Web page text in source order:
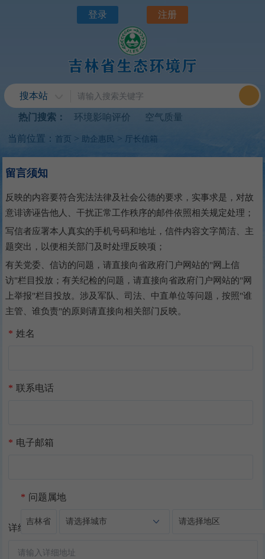
登录 注册
搜本站
热门搜索： 环境影响评价 空气质量
当前位置： 首页 > 助企惠民 > 厅长信箱
留言须知
反映的内容要符合宪法法律及社会公德的要求，实事求是，对故
意诽谤诬告他人、干扰正常工作秩序的邮件依照相关规定处理；
写信者应署本人真实的手机号码和地址，信件内容文字简洁、主
题突出，以便相关部门及时处理反映项；
有关党委、信访的问题，请直接向省政府门户网站的"网上信
访"栏目投放；有关纪检的问题，请直接向省政府门户网站的"网
上举报"栏目投放。涉及军队、司法、中直单位等问题，按照"谁
主管、谁负责"的原则请直接向相关部门反映。
* 姓名
* 联系电话
* 电子邮箱
* 问题属地
吉林省 请选择城市 请选择地区
详细地址